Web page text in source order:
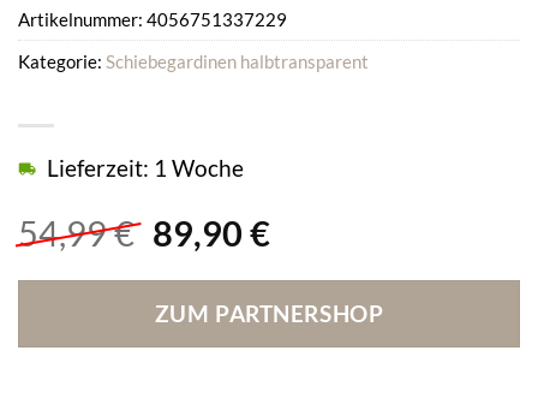
54,99€ Ursprünglicher
war:
54,99 €
89,90 €Aktueller
ist:
89,90 €.
Lieferzeit: 1 Woche
ZUM PARTNERSHOP
Artikelnummer: 4056751337229
Kategorie: Schiebegardinen halbtransparent